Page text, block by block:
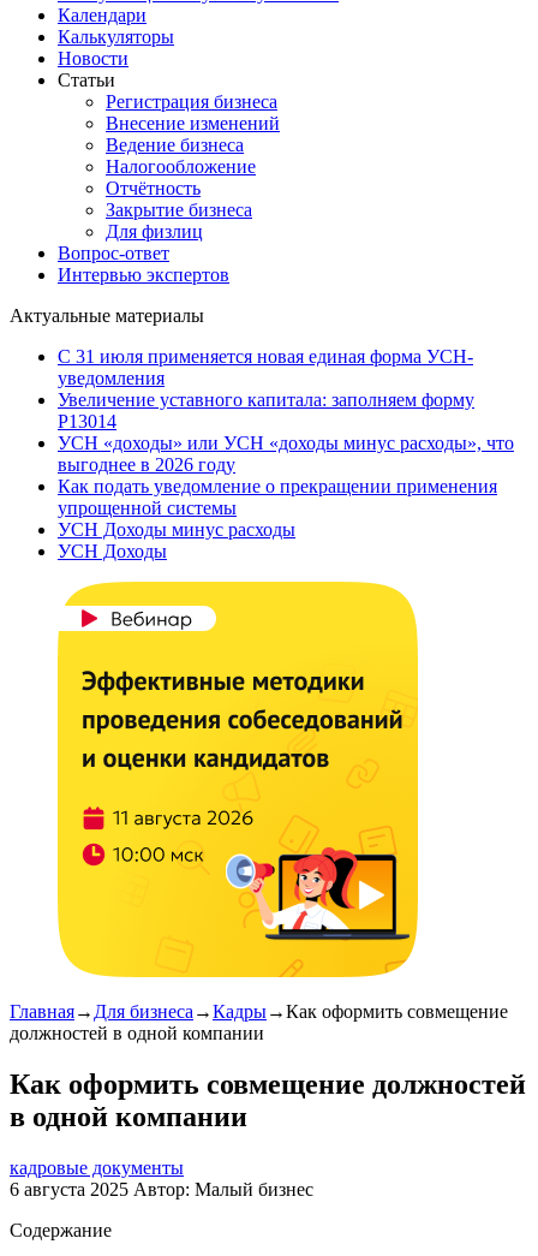
Календари
Калькуляторы
Новости
Статьи
Регистрация бизнеса
Внесение изменений
Ведение бизнеса
Налогообложение
Отчётность
Закрытие бизнеса
Для физлиц
Вопрос-ответ
Интервью экспертов
Актуальные материалы
С 31 июля применяется новая единая форма УСН-
уведомления
Увеличение уставного капитала: заполняем форму
Р13014
УСН «доходы» или УСН «доходы минус расходы», что
выгоднее в 2026 году
Как подать уведомление о прекращении применения
упрощенной системы
УСН Доходы минус расходы
УСН Доходы
Главная→ Для бизнеса →Кадры→Как оформить совмещение
должностей в одной компании
Как оформить совмещение должностей
в одной компании
кадровые документы
6 августа 2025 Автор: Малый бизнес
Содержание